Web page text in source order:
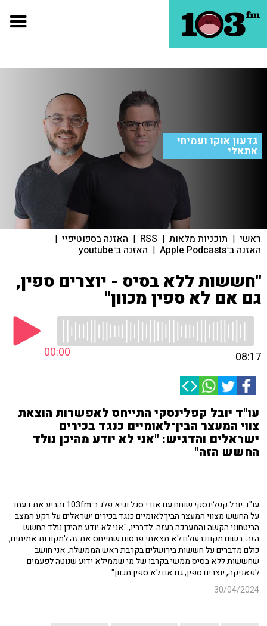
גדעון אוקו ועמיחי
אתאלי
ראשי | תוכניות מלאות |
RSS
| האזנה בספוטיפיי |
האזנה ב־Apple Podcasts | האזנה ב־youtube
"חששות ללא בסיס - יוצרים ספין,
גם אם לא ספין מכוון"
00:00 08:17
עו"ד יובל קפלינסקי התייחס לאפשרות הוצאת
צווי המעצר הבין־לאומיים כנגד בכירים
ישראלים והדגיש: "אני לא יודע מהיכן נולד
החשש הזה"
עו"ד יובל קפלינסקי שוחח עם אודי סגל וגיא פלג ב־103fm והביע את דעתו
על החשש מצווי המעצר הבין־לאומיים כנגד בכירים ישראלים על רקע המצב
הביטחוני הקשה והמערכה בעזה. לדבריו, "אני לא יודע מהיכן נולד החשש
הזה. בשום מקום בעולם לא מצאתי פרסום שמייחס את זה למקורות אמיתים,
כולם מדברים על חששות בירושלים בקרבת ראש הממשלה. אני חושב
שחששות ללא בסיס ממשי בקרבו של מי שממילא ידוע שנוטה לפעמים
לפאניקה, יוצרים ספין, גם אם לא ספין מכוון".
30/04/2024